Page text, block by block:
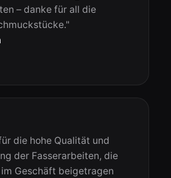
– danke für all die
die hohe Qualität und
der Fasserarbeiten, die
Geschäft beigetragen